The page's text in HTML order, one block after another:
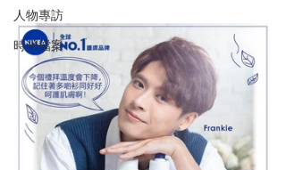
人物專訪
時光檔案